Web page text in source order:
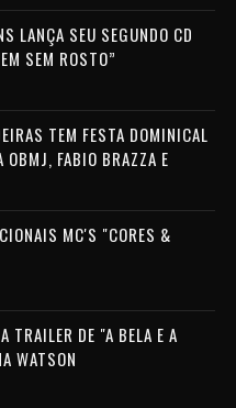
LANÇA SEU SEGUNDO CD
SEM ROSTO”
TEM FESTA DOMINICAL
OBMJ, FABIO BRAZZA E
MC'S "CORES &
TRAILER DE "A BELA E A
WATSON